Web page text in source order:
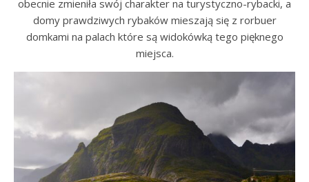
obecnie zmieniła swój charakter na turystyczno-rybacki, a
domy prawdziwych rybaków mieszają się z rorbuer
domkami na palach które są widokówką tego pięknego
miejsca.